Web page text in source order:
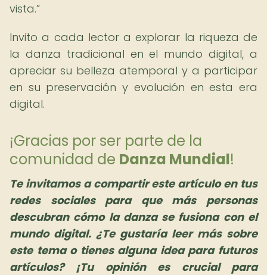
vista.
Invito a cada lector a explorar la riqueza de
la danza tradicional en el mundo digital, a
apreciar su belleza atemporal y a participar
en su preservación y evolución en esta era
digital.
¡Gracias por ser parte de la
comunidad de Danza Mundial!
Te invitamos a compartir este artículo en tus
redes sociales para que más personas
descubran cómo la danza se fusiona con el
mundo digital. ¿Te gustaría leer más sobre
este tema o tienes alguna idea para futuros
artículos? ¡Tu opinión es crucial para